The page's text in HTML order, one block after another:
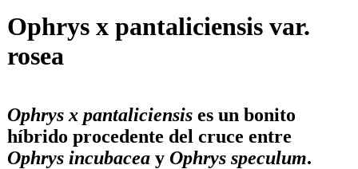
Ophrys x pantaliciensis var.
rosea
Ophrys x pantaliciensis es un bonito
híbrido procedente del cruce entre
Ophrys incubacea y Ophrys speculum.